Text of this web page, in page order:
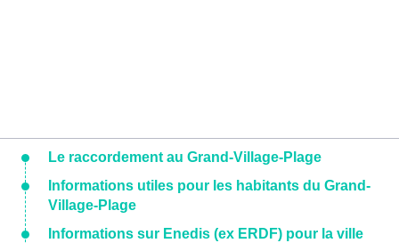
Le raccordement au Grand-Village-Plage
Informations utiles pour les habitants du Grand-
Village-Plage
Informations sur Enedis (ex ERDF) pour la ville